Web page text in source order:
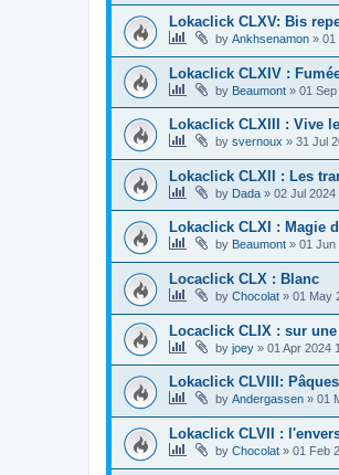
Lokaclick CLXV: Bis
by Ankhsenamon » 01
Lokaclick CLXIV :
by Beaumont » 01
Lokaclick CLXIII : Vive
by svernoux » 31 Jul
Lokaclick CLXII : Les
by Dada » 02 Jul 2024
Lokaclick CLXI : Magie
by Beaumont » 01 Jun
Locaclick CLX : Blanc
by Chocolat » 01 May
Locaclick CLIX : sur une
by joey » 01 Apr 2024
Lokaclick CLVIII: Pâques
by Andergassen » 01
Lokaclick CLVII :
by Chocolat » 01 Feb